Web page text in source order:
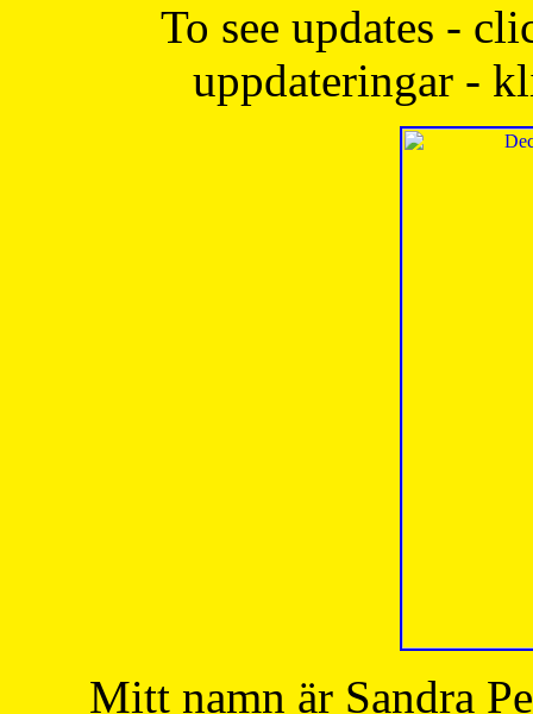
To see updates -
uppdateringar -
Mitt namn är Sandra